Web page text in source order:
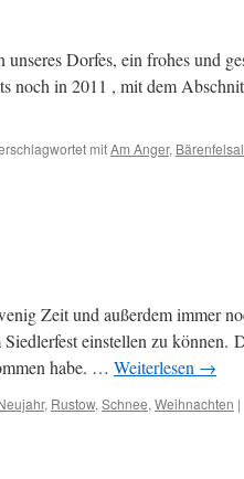
Dorfes, ein frohes und
noch in 2011 , mit dem
mitAm Anger,
Zeit und außerdem immer
einstellen zu können.
habe. … Weiterlesen →
, Rustow, Schnee, Weihnachten |